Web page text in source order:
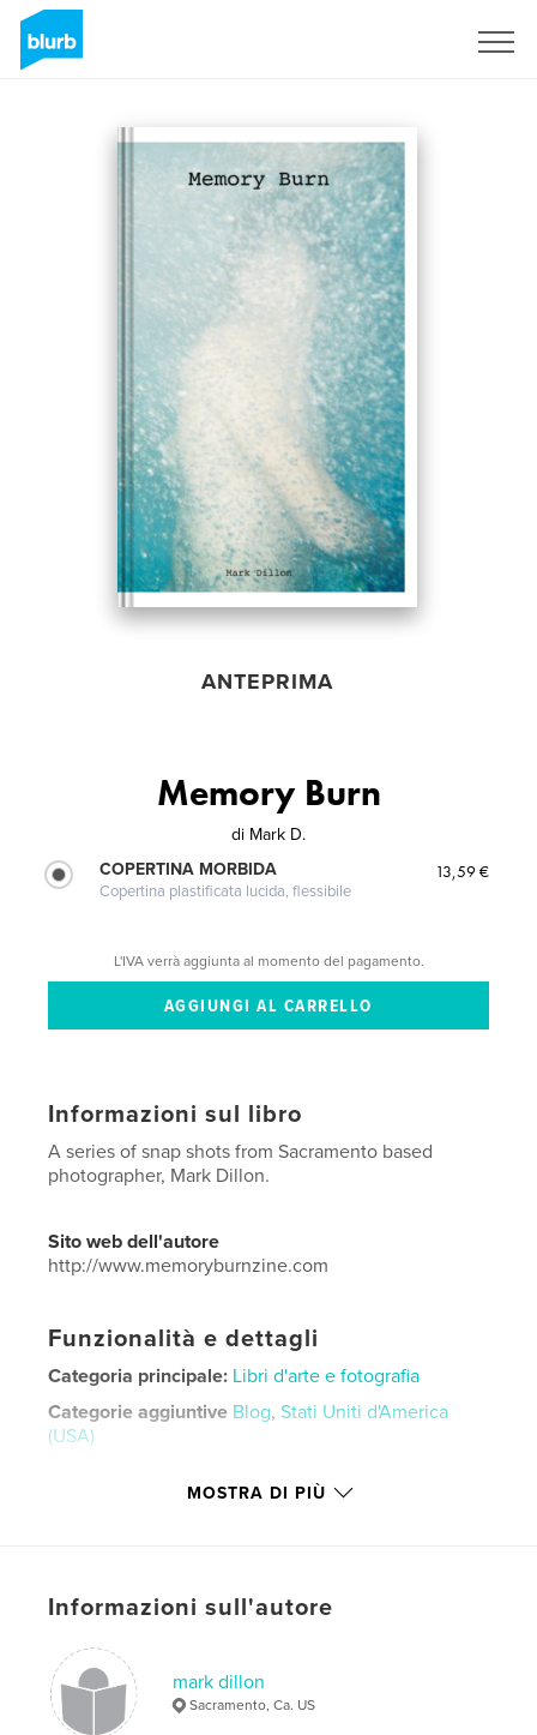
ANTEPRIMA
Memory Burn
di Mark D.
COPERTINA MORBIDA
Copertina plastificata lucida, flessibile
13,59 €
L'IVA verrà aggiunta al momento del pagamento.
Informazioni sul libro
A series of snap shots from Sacramento based
photographer, Mark Dillon.
Sito web dell'autore
http://www.memoryburnzine.com
Funzionalità e dettagli
Categoria principale: Libri d'arte e fotografia
Categorie aggiuntive Blog, Stati Uniti d'America
(USA)
Parole chiave
photography
MOSTRA DI PIÙ
Informazioni sull'autore
mark dillon
Sacramento, Ca. US